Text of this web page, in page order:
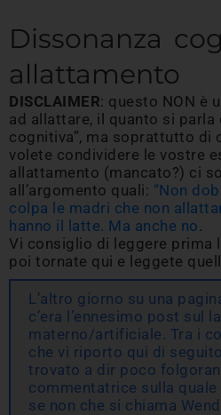
Dissonanza
allattamento
DISCLAIMER: questo NON è
ad allattare, il quanto si parla
cognitiva”, ma soprattutto di
volete condividere le vostre
allattamento (mancato?) ci
all’argomento quali: “Non
colpa le madri che non
hanno il latte. Ma anche no.
Vi consiglio di leggere prima
poi tornate qui e leggete
L’altro giorno su una
c’era l’ennesimo post sul
materno/artificiale. Tra i
che vi riporto qui di
trovato a dir poco
commentatrice sulla quale
se non che si chiama